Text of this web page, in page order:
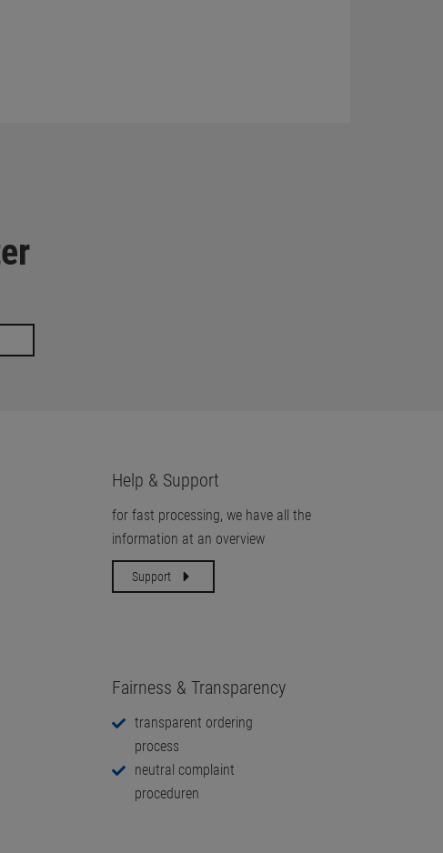
Help & Support
for fast processing, we have all the
information at an overview
Support
Fairness & Transparency
transparent ordering
process
neutral complaint
proceduren